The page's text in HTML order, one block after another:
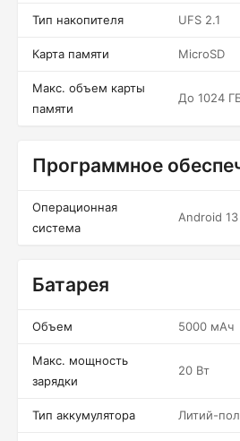
Тип накопителя UFS 2.1
Карта памяти MicroSD
Макс. объем карты
памяти
До 1024
Программное
Операционная
система
Android 13
Батарея
Объем 5000 мАч
Макс. мощность
зарядки
20 Вт
Тип аккумулятора Литий-